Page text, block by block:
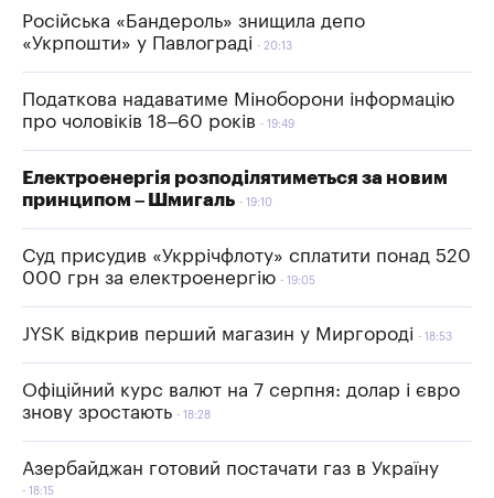
Російська «Бандероль» знищила депо
«Укрпошти» у Павлограді
20:13
Податкова надаватиме Міноборони інформацію
про чоловіків 18–60 років
19:49
Електроенергія розподілятиметься за новим
принципом – Шмигаль
19:10
Суд присудив «Укррічфлоту» сплатити понад 520
000 грн за електроенергію
19:05
JYSK відкрив перший магазин у Миргороді 18:53
Офіційний курс валют на 7 серпня: долар і євро
знову зростають
18:28
Азербайджан готовий постачати газ в Україну
18:15